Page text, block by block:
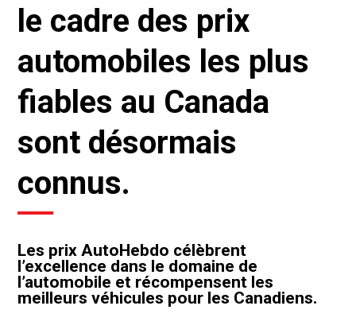
le cadre des prix
automobiles les plus
fiables au Canada
sont désormais
connus.
Les prix AutoHebdo célèbrent
l’excellence dans le domaine de
l’automobile et récompensent les
meilleurs véhicules pour les Canadiens.